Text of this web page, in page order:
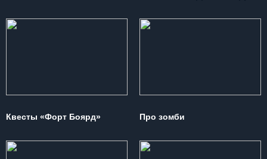
Квесты «Форт Боярд» Про зомби